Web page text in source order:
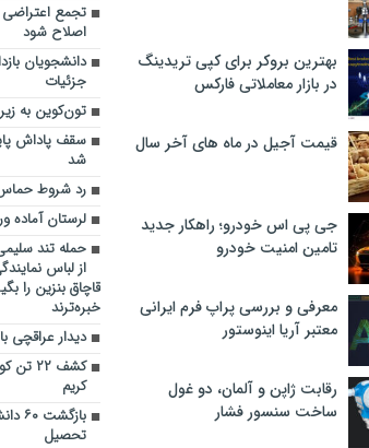
بهترین بروکر برای کپی‌ تریدینگ
در بازار معاملاتی فارکس
قیمت آجیل در ماه های آخر سال
جی پی اس خودرو؛ راهکار جدید
تامین امنیت خودرو
معرفی و بررسی پراپ فرم ایرانی
معتبر آریا اینوستور
رقابت ژاپن و آلمان، دو غول
ساخت سنسور فشار
تجمع
اصلاح شود
دانشجویان
جزئیات
تون‌کوین به زیر ۵ دلار سقوط
سقف پاداش
شد
رد شروط
لرستان آماده
حمله تند
از لباس
قاچاق بنزین را
خبره‌ترند
دیدار عراقچی
کریم
تحصیل